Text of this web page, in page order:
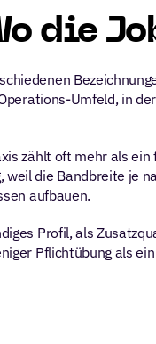
die
Umfeld, in
zählt oft mehr als
die Bandbreite je
aufbauen.
Profil, als
Pflichtübung als